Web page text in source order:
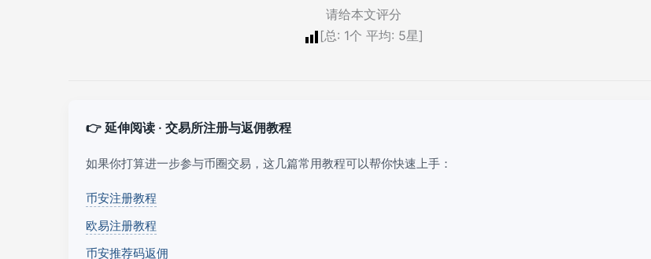
请给本文评分
[总: 1个 平均: 5星]
👉 延伸阅读 · 交易所注册与返佣教程
如果你打算进一步参与币圈交易，这几篇常用教程可以帮你快速上手：
币安注册教程
欧易注册教程
币安推荐码返佣